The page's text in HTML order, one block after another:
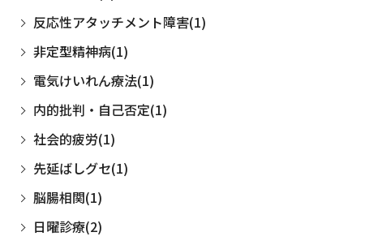
反応性アタッチメント障害(1)
非定型精神病(1)
電気けいれん療法(1)
内的批判・自己否定(1)
社会的疲労(1)
先延ばしグセ(1)
脳腸相関(1)
日曜診療(2)